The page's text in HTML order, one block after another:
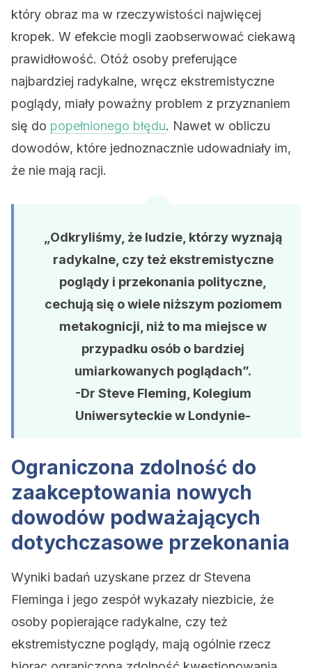
który obraz ma w rzeczywistości najwięcej
kropek. W efekcie mogli zaobserwować ciekawą
prawidłowość. Otóż osoby preferujące
najbardziej radykalne, wręcz ekstremistyczne
poglądy, miały poważny problem z przyznaniem
się do popełnionego błędu. Nawet w obliczu
dowodów, które jednoznacznie udowadniały im,
że nie mają racji.
„Odkryliśmy, że ludzie, którzy wyznają
radykalne, czy też ekstremistyczne
poglądy i przekonania polityczne,
cechują się o wiele niższym poziomem
metakognicji, niż to ma miejsce w
przypadku osób o bardziej
umiarkowanych poglądach”.
-Dr Steve Fleming, Kolegium
Uniwersyteckie w Londynie-
Ograniczona zdolność do
zaakceptowania nowych
dowodów podważających
dotychczasowe przekonania
Wyniki badań uzyskane przez dr Stevena
Fleminga i jego zespół wykazały niezbicie, że
osoby popierające radykalne, czy też
ekstremistyczne poglądy, mają ogólnie rzecz